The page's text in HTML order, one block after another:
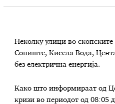
Неколку улици во
Сопиште, Кисела Вода,
без електрична енергија.
Како што информираат од
кризи во периодот од 08:05